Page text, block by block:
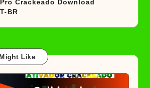
Crackeado Download
BR
Like